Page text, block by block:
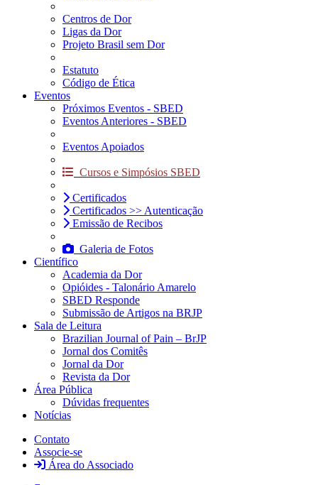
Centros de Dor
Ligas da Dor
Projeto Brasil sem Dor
Estatuto
Código de Ética
Eventos
Próximos Eventos - SBED
Eventos Anteriores - SBED
Eventos Apoiados
Cursos e Simpósios SBED
Certificados
Certificados >> Autenticação
Emissão de Recibos
Galeria de Fotos
Científico
Academia da Dor
Opióides - Talonário Amarelo
SBED Responde
Submissão de Artigos na BRJP
Sala de Leitura
Brazilian Journal of Pain – BrJP
Jornal dos Comitês
Jornal da Dor
Revista da Dor
Área Pública
Dúvidas frequentes
Notícias
Contato
Associe-se
Área do Associado